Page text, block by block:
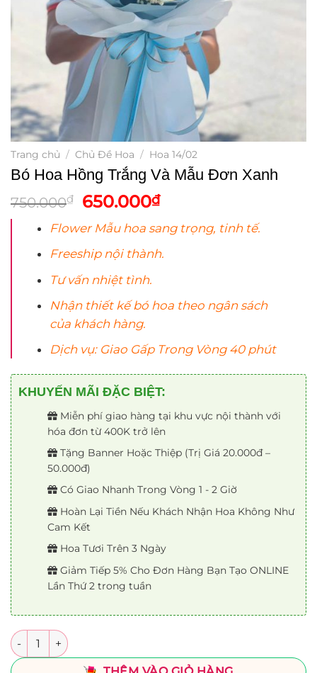
Trang chủ / Chủ Đề Hoa / Hoa 14/02
Bó Hoa Hồng Trắng Và Mẫu Đơn Xanh
750.000₫
Giá
gốc
là:
750.000₫.
650.000₫Giá
tại
là:
Flower Mẫu hoa sang trọng, tinh tế.
Freeship nội thành.
Tư vấn nhiệt tình.
Nhận thiết kế bó hoa theo ngân sách
của khách hàng.
Dịch vụ: Giao Gấp Trong Vòng 40 phút
KHUYẾN MÃI ĐẶC BIỆT:
Miễn phí giao hàng tại khu vực nội thành với
hóa đơn từ 400K trở lên
Tặng Banner Hoặc Thiệp (Trị Giá 20.000đ –
50.000đ)
Có Giao Nhanh Trong Vòng 1 - 2 Giờ
Hoàn Lại Tiền Nếu Khách Nhận Hoa Không Như
Cam Kết
Hoa Tươi Trên 3 Ngày
Giảm Tiếp 5% Cho Đơn Hàng Bạn Tạo ONLINE
Lần Thứ 2 trong tuần
Số lượng